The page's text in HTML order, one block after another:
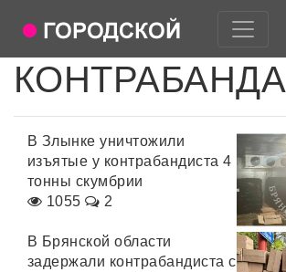
КОНТРАБАНДА
В Злынке уничтожили
изъятые у контрабандиста 4
тонны скумбрии
1055
2
В Брянской области
задержали контрабандиста с